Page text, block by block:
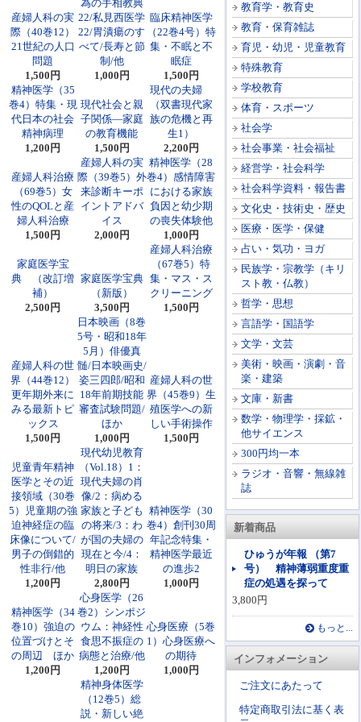
教育学・教育史
教育・保育雑誌
育児・幼児・児童教育
特殊教育
学校教育
体育・スポーツ
社会学
社会事業・社会福祉
経営学・社会科学
社会科学資料・報告書
文化史・技術史・歴史
医療・医学・保健
占い・気功・ヨガ
民族学・宗教学（キリ
スト教・仏教）
哲学・思想
言語学・国語学
文学・文芸
美術・映画・演劇・音
楽・建築
文庫・新書
数学・物理学・採鉱・
他サイエンス
300円均一本
ラジオ・音響・無線雑
誌
新着商品
ひゅうが年報 （第7
号） 精神薄弱重度重
症の処遇を探って
3,800円
もっと...
インフォメーション
ご注文にあたって
特定商取引法に基く表
産婦人科の実
際（40巻12）
21世紀の人口
問題
1,500円
為の手相教典
22/私見西医学
22/胃潰瘍のす
べて/長寿と節
制/他
1,000円
臨床精神医学
（22巻4号）特
集・不眠と不
眠症
1,500円
精神医学（35
巻4）特集・現
代日本の社会
精神病理
1,200円
現代社会と親
子関係―家庭
の教育機能
1,500円
現代の夫婦
（双書現代家
族の危機と再
生1）
2,200円
産婦人科治療
（69巻5）女
性のQOLと産
婦人科治療
1,500円
産婦人科の実
際（39巻5）外
来診断キーポ
イントアドバ
イス
2,000円
精神医学（28
巻4）感情障害
における家族
負因と幼少期
の喪失体験他
1,000円
家庭医学宝
典 （改訂増
補）
2,500円
家庭医学宝典
（新版）
3,500円
産婦人科治療
（67巻5）特
集・マス・ス
クリーニング
1,500円
産婦人科の世
界（44巻12）
更年期外来に
みる最新トピ
ックス
1,500円
日本映画（8巻
5号・昭和18年
5月）俳優真
髄/日本映画史/
姿三四郎/昭和
18年前期技能
審査試験問題/
ほか
1,000円
産婦人科の世
界（45巻9）生
殖医学への新
しい手術操作
1,500円
児童青年精神
医学とその近
接領域（30巻
5）児童期の強
迫神経症の臨
床像について/
男子の倒錯的
性非行/他
1,200円
現代幼児教育
（Vol.18）1：
現代夫婦の肖
像/2：病める
家族と子ども
の将来/3：わ
が国の夫婦の
現在と今/4：
明日の家族
2,800円
精神医学（30
巻4）創刊30周
年記念特集・
精神医学最近
の進歩2
1,000円
精神医学（34
巻10）強迫の
位置づけとそ
の周辺 ほか
1,200円
心身医学（26
巻2）シンポジ
ウム：神経性
食思不振症の
病態と治療/他
1,200円
心身医療（5巻
1）心身医療へ
の期待
1,000円
精神身体医学
（12巻5）総
説・新しい絶